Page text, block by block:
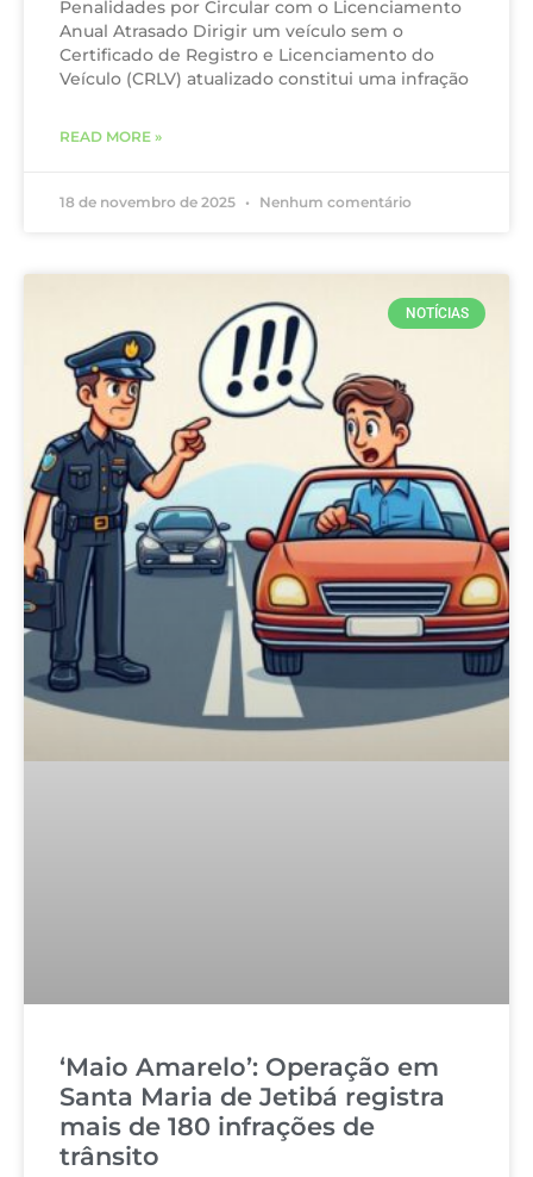
Penalidades por Circular com o Licenciamento
Anual Atrasado Dirigir um veículo sem o
Certificado de Registro e Licenciamento do
Veículo (CRLV) atualizado constitui uma infração
READ MORE »
18 de novembro de 2025 Nenhum comentário
NOTÍCIAS
‘Maio Amarelo’: Operação em
Santa Maria de Jetibá registra
mais de 180 infrações de
trânsito